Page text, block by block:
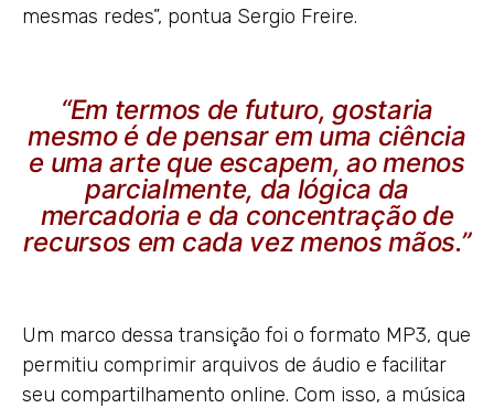
mesmas redes”, pontua Sergio Freire.
“Em termos de futuro, gostaria
mesmo é de pensar em uma ciência
e uma arte que escapem, ao menos
parcialmente, da lógica da
mercadoria e da concentração de
recursos em cada vez menos mãos.”
Um marco dessa transição foi o formato MP3, que
permitiu comprimir arquivos de áudio e facilitar
seu compartilhamento online. Com isso, a música